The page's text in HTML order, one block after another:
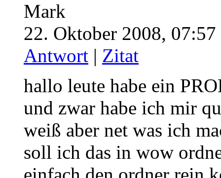
Mark
22. Oktober 2008,
Antwort | Zitat
hallo leute habe ein
und zwar habe ich mir
weiß aber net was ich
soll ich das in wow